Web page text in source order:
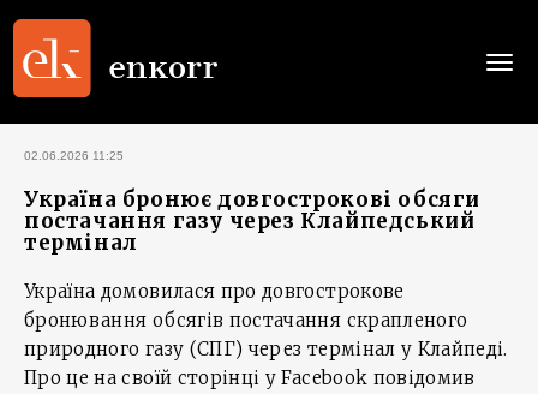
02.06.2026 11:25
Україна бронює довгострокові обсяги
постачання газу через Клайпедський
термінал
Україна домовилася про довгострокове
бронювання обсягів постачання скрапленого
природного газу (СПГ) через термінал у Клайпеді.
Про це на своїй сторінці у Facebook повідомив